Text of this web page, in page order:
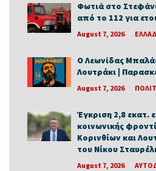
Φωτιά στο
από το 112 για
August 7, 2026
Ο Λεωνίδας
Λουτράκι |
August 7, 2026
Έγκριση 2,8 εκατ.
κοινωνικής
Κορινθίων και
του Νίκου
August 7, 2026